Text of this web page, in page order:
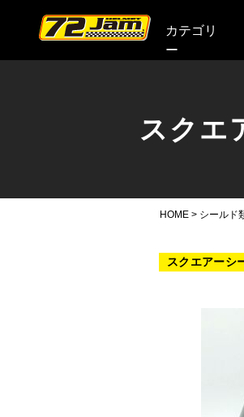
カテゴリ
ー
スクエ
HOME > シールド
スクエアーシ